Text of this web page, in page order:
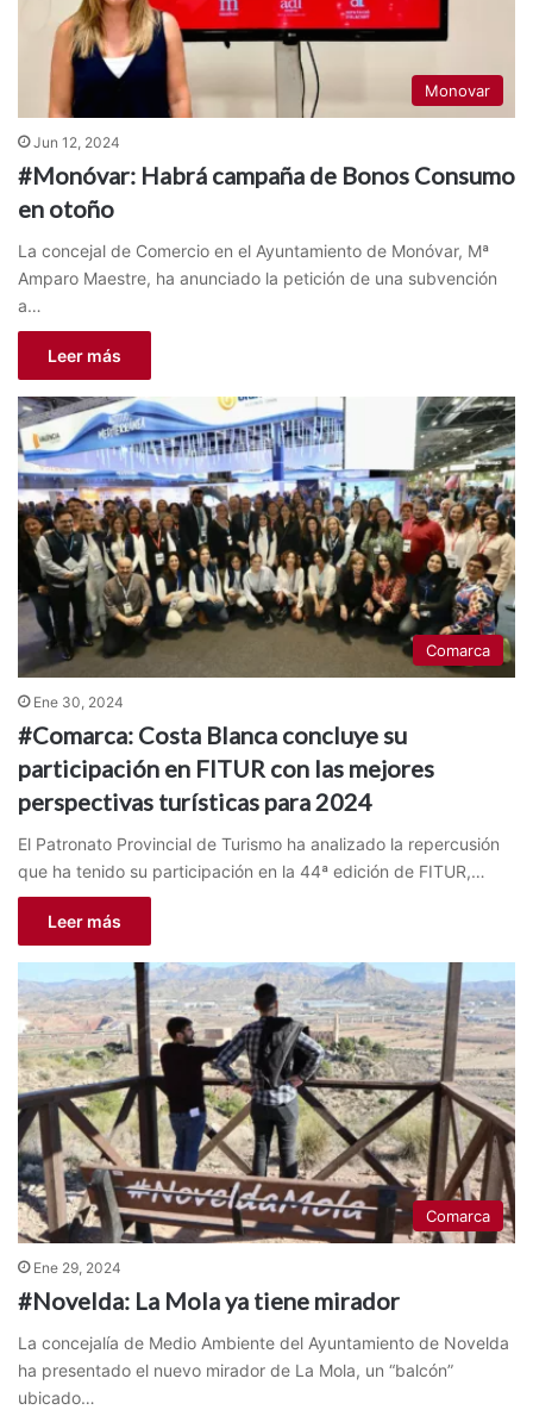
Monovar
Jun 12, 2024
#Monóvar: Habrá campaña de Bonos Consumo
en otoño
La concejal de Comercio en el Ayuntamiento de Monóvar, Mª
Amparo Maestre, ha anunciado la petición de una subvención
a…
Leer más
Comarca
Ene 30, 2024
#Comarca: Costa Blanca concluye su
participación en FITUR con las mejores
perspectivas turísticas para 2024
El Patronato Provincial de Turismo ha analizado la repercusión
que ha tenido su participación en la 44ª edición de FITUR,…
Leer más
Comarca
Ene 29, 2024
#Novelda: La Mola ya tiene mirador
La concejalía de Medio Ambiente del Ayuntamiento de Novelda
ha presentado el nuevo mirador de La Mola, un “balcón”
ubicado…